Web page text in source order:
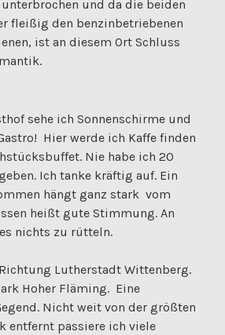
und da die beiden
fleißig den benzinbetriebenen
ist an diesem Ort Schluss
sehe ich Sonnenschirme und
Hier werde ich Kaffe finden
Nie habe ich 20
Ich tanke kräftig auf. Ein
hängt ganz stark vom
heißt gute Stimmung. An
nichts zu rütteln.
Lutherstadt Wittenberg.
Hoher Fläming. Eine
Nicht weit von der größten
entfernt passiere ich viele